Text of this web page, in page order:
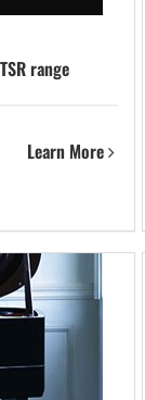
range
Learn More